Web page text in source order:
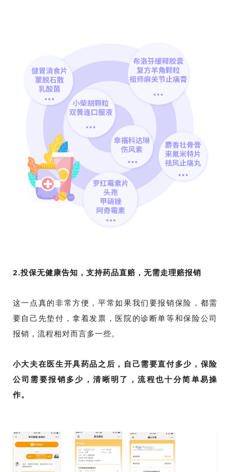
2.投保无健康告知，支持药品直赔，无需走理赔报销
这一点真的非常方便，平常如果我们要报销保险，都需
要自己先垫付，拿着发票，医院的诊断单等和保险公司
报销，流程相对而言多一些。
小大夫在医生开具药品之后，自己需要直付多少，保险
公司需要报销多少，清晰明了，流程也十分简单易操
作。